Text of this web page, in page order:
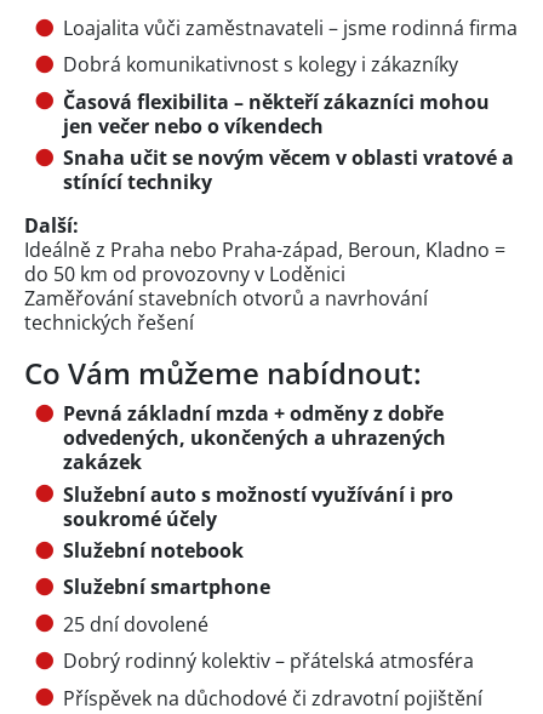
Loajalita vůči zaměstnavateli – jsme rodinná firma
Dobrá komunikativnost s kolegy i zákazníky
Časová flexibilita – někteří zákazníci mohou
jen večer nebo o víkendech
Snaha učit se novým věcem v oblasti vratové a
stínící techniky
Další:
Ideálně z Praha nebo Praha-západ, Beroun, Kladno =
do 50 km od provozovny v Loděnici
Zaměřování stavebních otvorů a navrhování
technických řešení
Co Vám můžeme nabídnout:
Pevná základní mzda + odměny z dobře
odvedených, ukončených a uhrazených
zakázek
Služební auto s možností využívání i pro
soukromé účely
Služební notebook
Služební smartphone
25 dní dovolené
Dobrý rodinný kolektiv – přátelská atmosféra
Příspěvek na důchodové či zdravotní pojištění